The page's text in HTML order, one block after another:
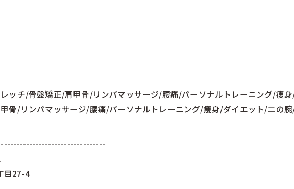
レッチ/骨盤矯正/肩甲骨/リンパマッサージ/腰痛/パーソナルトレーニング/痩
骨/リンパマッサージ/腰痛/パーソナルトレーニング/痩身/ダイエット/二の
目27-4